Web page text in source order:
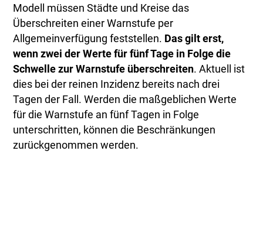
Modell müssen Städte und Kreise das
Überschreiten einer Warnstufe per
Allgemeinverfügung feststellen. Das gilt erst,
wenn zwei der Werte für fünf Tage in Folge die
Schwelle zur Warnstufe überschreiten. Aktuell ist
dies bei der reinen Inzidenz bereits nach drei
Tagen der Fall. Werden die maßgeblichen Werte
für die Warnstufe an fünf Tagen in Folge
unterschritten, können die Beschränkungen
zurückgenommen werden.